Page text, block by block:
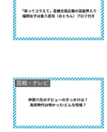
芸能・テレビ